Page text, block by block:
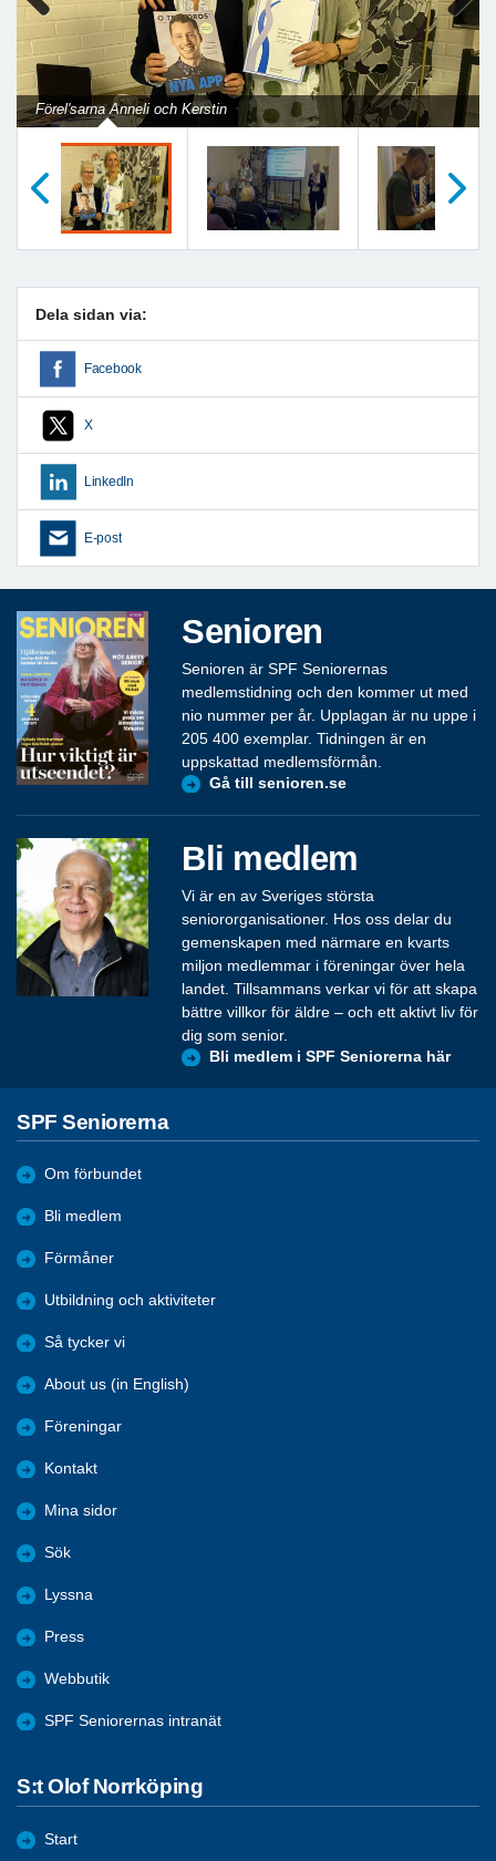
Förel'sarna Anneli och Kerstin
Previous Next
Dela sidan via:
Facebook
X
LinkedIn
E-post
Senioren
Senioren är SPF Seniorernas
medlemstidning och den kommer ut med
nio nummer per år. Upplagan är nu uppe i
205 400 exemplar. Tidningen är en
uppskattad medlemsförmån.
Gå till senioren.se
Bli medlem
Vi är en av Sveriges största
seniororganisationer. Hos oss delar du
gemenskapen med närmare en kvarts
miljon medlemmar i föreningar över hela
landet. Tillsammans verkar vi för att skapa
bättre villkor för äldre – och ett aktivt liv för
dig som senior.
Bli medlem i SPF Seniorerna här
SPF Seniorerna
Om förbundet
Bli medlem
Förmåner
Utbildning och aktiviteter
Så tycker vi
About us (in English)
Föreningar
Kontakt
Mina sidor
Sök
Lyssna
Press
Webbutik
SPF Seniorernas intranät
S:t Olof Norrköping
Start